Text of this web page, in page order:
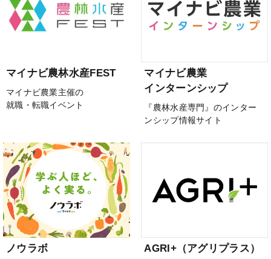
マイナビ農林水産FEST
マイナビ農業主催の
就職・転職イベント
マイナビ農業
インターンシップ
『農林水産専門』のインター
ンシップ情報サイト
ノウラボ AGRI+（アグリプラス）